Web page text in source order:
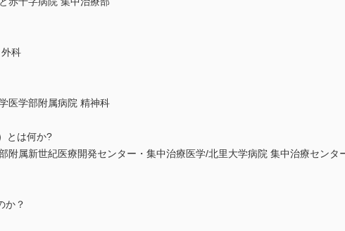
科
学部附属病院 精神科
とは何か?
属新世紀医療開発センター・集中治療医学/北里大学病院 集中治療センタ
か？